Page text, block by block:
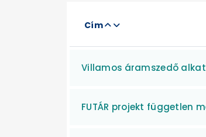
Cím
Villamos áramszedő
FUTÁR projekt független